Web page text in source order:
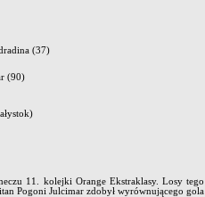
(37)
(90)
11. kolejki Orange Ekstraklasy. Losy tego
Pogoni Julcimar zdobył wyrównującego gola